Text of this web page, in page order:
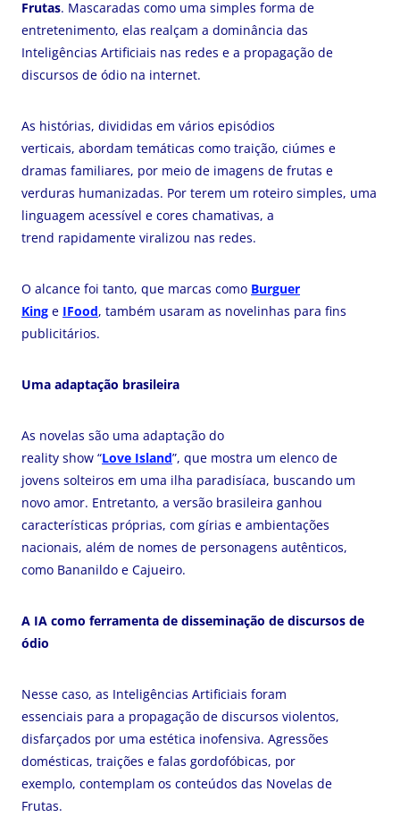
Frutas. Mascaradas como uma simples forma de
entretenimento, elas realçam a dominância das
Inteligências Artificiais nas redes e a propagação de
discursos de ódio na internet.
As histórias, divididas em vários episódios
verticais, abordam temáticas como traição, ciúmes e
dramas familiares, por meio de imagens de frutas e
verduras humanizadas. Por terem um roteiro simples, uma
linguagem acessível e cores chamativas, a
trend rapidamente viralizou nas redes.
O alcance foi tanto, que marcas como Burguer
King e IFood, também usaram as novelinhas para fins
publicitários.
Uma adaptação brasileira
As novelas são uma adaptação do
reality show “Love Island”, que mostra um elenco de
jovens solteiros em uma ilha paradisíaca, buscando um
novo amor. Entretanto, a versão brasileira ganhou
características próprias, com gírias e ambientações
nacionais, além de nomes de personagens autênticos,
como Bananildo e Cajueiro.
A IA como ferramenta de disseminação de discursos de
ódio
Nesse caso, as Inteligências Artificiais foram
essenciais para a propagação de discursos violentos,
disfarçados por uma estética inofensiva. Agressões
domésticas, traições e falas gordofóbicas, por
exemplo, contemplam os conteúdos das Novelas de
Frutas.